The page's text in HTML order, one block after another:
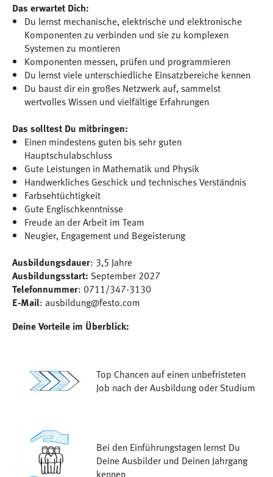
Das erwartet Dich:
Du lernst mechanische, elektrische und elektronische
Komponenten zu verbinden und sie zu komplexen
Systemen zu montieren
Komponenten messen, prüfen und programmieren
Du lernst viele unterschiedliche Einsatzbereiche kennen
Du baust dir ein großes Netzwerk auf, sammelst
wertvolles Wissen und vielfältige Erfahrungen
Das solltest Du mitbringen:
Einen mindestens guten bis sehr guten
Hauptschulabschluss
Gute Leistungen in Mathematik und Physik
Handwerkliches Geschick und technisches Verständnis
Farbsehtüchtigkeit
Gute Englischkenntnisse
Freude an der Arbeit im Team
Neugier, Engagement und Begeisterung
Ausbildungsdauer: 3,5 Jahre
Ausbildungsstart: September 2027
Telefonnummer: 0711/347-3130
E-Mail: ausbildung@festo.com
Deine Vorteile im Überblick:
Top Chancen auf einen unbefristeten
Job nach der Ausbildung oder Studium
Bei den Einführungstagen lernst Du
Deine Ausbilder und Deinen Jahrgang
kennen